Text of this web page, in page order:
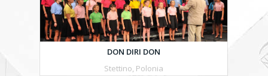
DON DIRI DON
Stettino, Polonia